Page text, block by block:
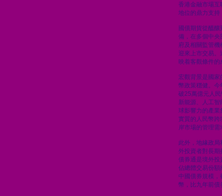
香港金融市場互
地位的鼎力支持
國債期貨從醞
備，在多個中央
府及相關監管
迎來上市交易。
映着客觀條件的
宏觀背景是國
幣政策穩健。今
破25萬億元人
新能源、人工
球影響力的產業
實質的人民幣跨
岸市場的管理需
此外，地緣政
外投資者對長期
債券通是境外投
佔總體交易份額
中國債券規模
幣，比九年前債